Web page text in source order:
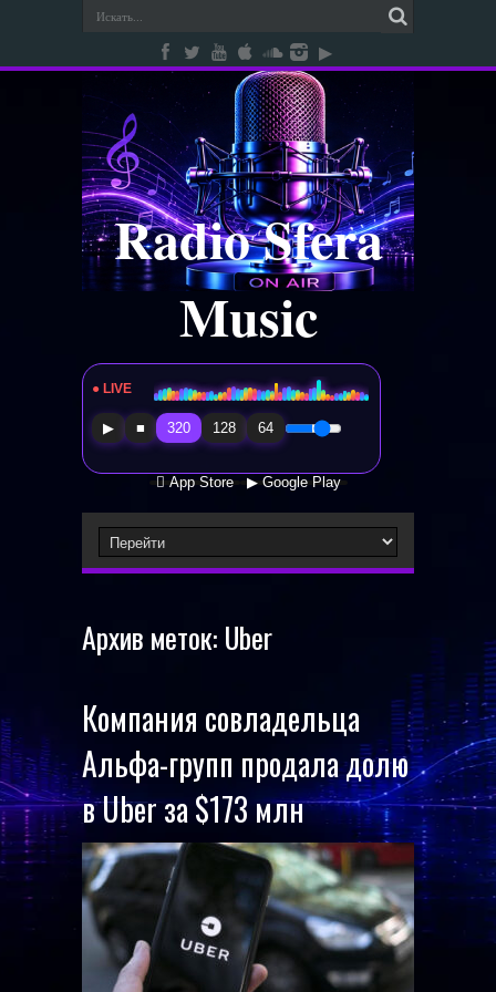
Radio Sfera
Music
● LIVE Radio Sfera Music
▶ ■ 320 128 64
 App Store ▶ Google Play
Архив меток: Uber
Компания совладельца
Альфа-групп продала долю
в Uber за $173 млн